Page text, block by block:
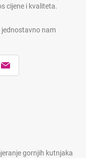
cijene i kvaliteta.
jednostavno nam
gornjih kutnjaka